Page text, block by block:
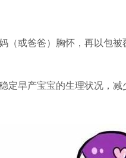
（或爸爸）胸怀，再以包
定早产宝宝的生理状况，减